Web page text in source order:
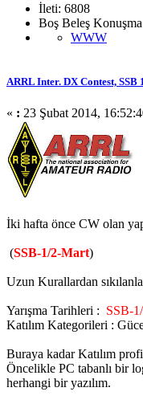
İleti: 6808
Boş Beleş Konuşma
WWW
ARRL Inter. DX Contest,
« : 23 Şubat 2014,
İki hafta önce CW olan
(SSB-1/2-Mart)
Uzun Kurallardan
Yarışma Tarihleri : SSB-
Katılım Kategorileri :
Buraya kadar Katılım
Öncelikle PC tabanlı bir
herhangi bir yazılım.